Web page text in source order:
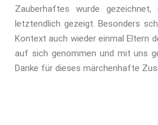
Zauberhaftes wurde
letztendlich gezeigt. Besonders
Kontext auch wieder einmal Eltern
auf sich genommen und mit uns
Danke für dieses märchenhafte